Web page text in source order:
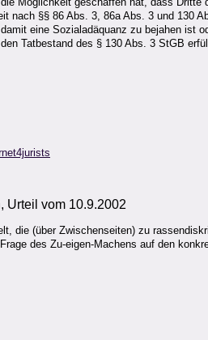
nach §§ 86 Abs. 3, 86a Abs. 3 und
eine Sozialadäquanz zu bejahen
Tatbestand des § 130 Abs. 3 StGB
Urteil vom 10.9.2002
die (über Zwischenseiten) zu
des Zu-eigen-Machens auf den